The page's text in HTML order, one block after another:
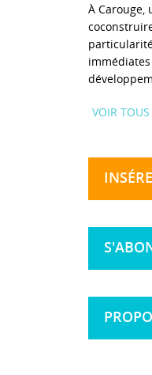
À Carouge,
VOIR TOUS